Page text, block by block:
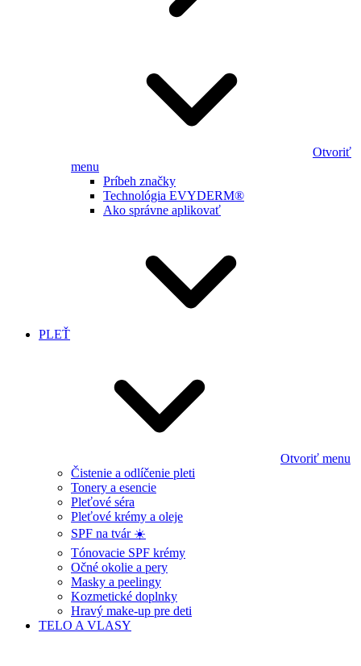
Otvoriť
menu
Príbeh značky
Technológia EVYDERM®
Ako správne aplikovať
PLEŤ
Otvoriť menu
Čistenie a odlíčenie pleti
Tonery a esencie
Pleťové séra
Pleťové krémy a oleje
SPF na tvár ☀️
Tónovacie SPF krémy
Očné okolie a pery
Masky a peelingy
Kozmetické doplnky
Hravý make-up pre deti
TELO A VLASY